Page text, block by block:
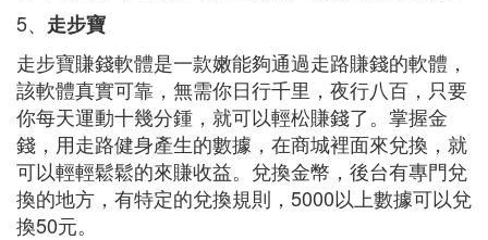
5、 走步寶
走步寶賺錢軟體是一款嫩能夠通過走路賺錢的軟體，
該軟體真實可靠，無需你日行千里，夜行八百，只要
你每天運動十幾分鍾，就可以輕松賺錢了。掌握金
錢，用走路健身產生的數據，在商城裡面來兌換，就
可以輕輕鬆鬆的來賺收益。兌換金幣，後台有專門兌
換的地方，有特定的兌換規則，5000以上數據可以兌
換50元。